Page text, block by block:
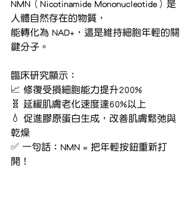
NMN（Nicotinamide Mononucleotide）是
人體自然存在的物質，
能轉化為 NAD+，這是維持細胞年輕的關
鍵分子。
臨床研究顯示：
📈 修復受損細胞能力提升200%
🧬 延緩肌膚老化速度達60%以上
💧 促進膠原蛋白生成，改善肌膚鬆弛與
乾燥
✅ 一句話：NMN = 把年輕按鈕重新打
開！